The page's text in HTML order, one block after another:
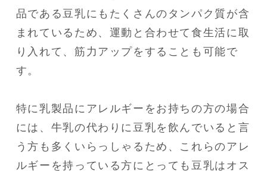
品である豆乳にもたくさんのタンパク質が含
まれているため、運動と合わせて食生活に取
り入れて、筋力アップをすることも可能で
す。
特に乳製品にアレルギーをお持ちの方の場合
には、牛乳の代わりに豆乳を飲んでいると言
う方も多くいらっしゃるため、これらのアレ
ルギーを持っている方にとっても豆乳はオス